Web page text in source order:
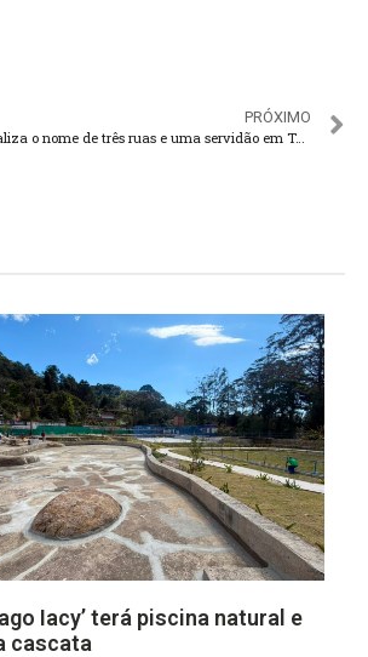
PRÓXIMO
Prefeitura oficializa o nome de três ruas e uma servidão em Teresópolis
Iacy’ terá piscina natural e
cascata